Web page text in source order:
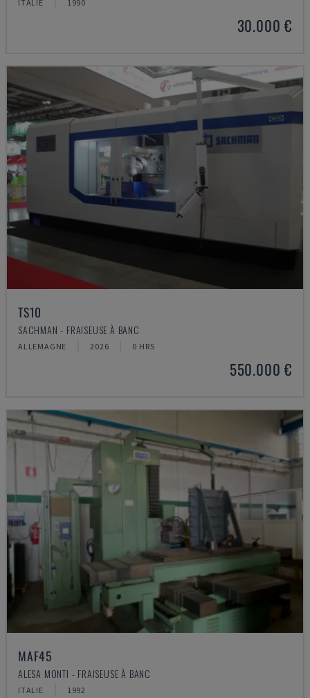
ITALIE 1990
30.000 €
TS10
SACHMAN - FRAISEUSE À BANC
ALLEMAGNE 2026 0 HRS
550.000 €
MAF45
ALESA MONTI - FRAISEUSE À BANC
ITALIE 1992